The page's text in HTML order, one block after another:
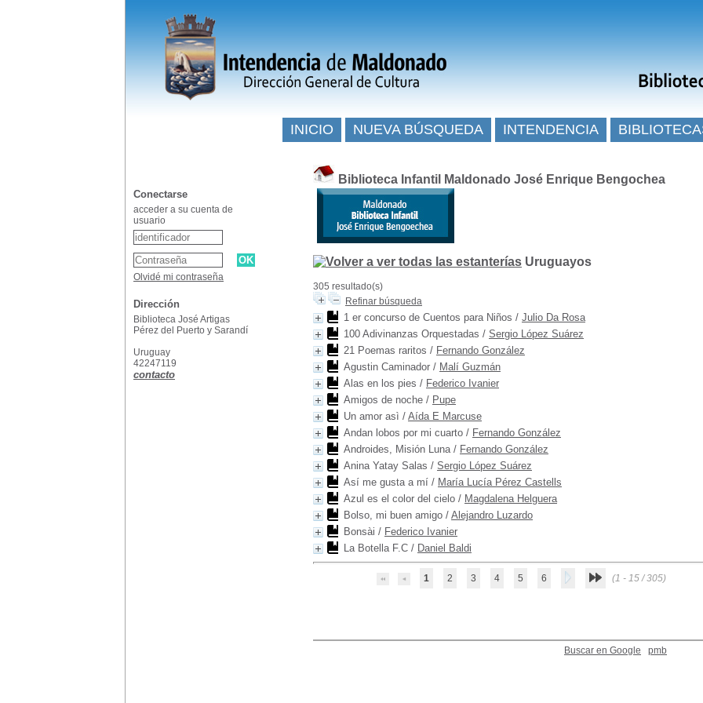
Biblioteca Infantil Maldonado José Enrique Bengochea
Uruguayos
305 resultado(s)
Refinar búsqueda
1 er concurso de Cuentos para Niños / Julio Da Rosa
100 Adivinanzas Orquestadas / Sergio López Suárez
21 Poemas raritos / Fernando González
Agustin Caminador / Malí Guzmán
Alas en los pies / Federico Ivanier
Amigos de noche / Pupe
Un amor asì / Aída E Marcuse
Andan lobos por mi cuarto / Fernando González
Androides, Misión Luna/ Fernando González
Anina Yatay Salas / Sergio López Suárez
Así me gusta a mí / María Lucía Pérez Castells
Azul es el color del cielo / Magdalena Helguera
Bolso, mi buen amigo / Alejandro Luzardo
Bonsài / Federico Ivanier
La Botella F.C / Daniel Baldi
1 2 3 4 5 6 (1 - 15 / 305)
Buscar en Google pmb
INICIO NUEVA BÚSQUEDA INTENDENCIA
Conectarse
acceder a su cuenta de
usuario
Olvidé mi contraseña
Dirección
Biblioteca José Artigas
Pérez del Puerto y Sarandí
Uruguay
42247119
contacto